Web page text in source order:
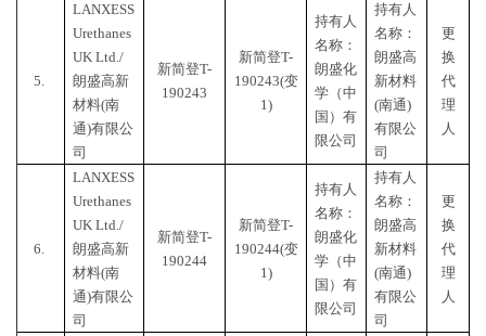
5.
LANXESS
Urethanes
UK Ltd./
朗盛高新
材料(南
通)有限公
司
新简登T-
190243
新简登T-
190243(变
1)
持有人
名称：
朗盛化
学（中
国）有
限公司
持有人
名称：
朗盛高
新材料
(南通)
有限公
司
更
换
代
理
人
6.
LANXESS
Urethanes
UK Ltd./
朗盛高新
材料(南
通)有限公
司
新简登T-
190244
新简登T-
190244(变
1)
持有人
名称：
朗盛化
学（中
国）有
限公司
持有人
名称：
朗盛高
新材料
(南通)
有限公
司
更
换
代
理
人